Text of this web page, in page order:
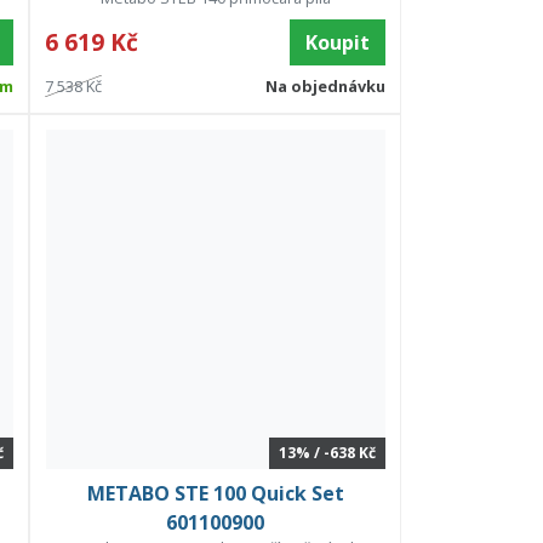
6 619 Kč Koupit
7 538 Kč Na objednávku
13% / -638 Kč
METABO STE 100 Quick Set
601100900